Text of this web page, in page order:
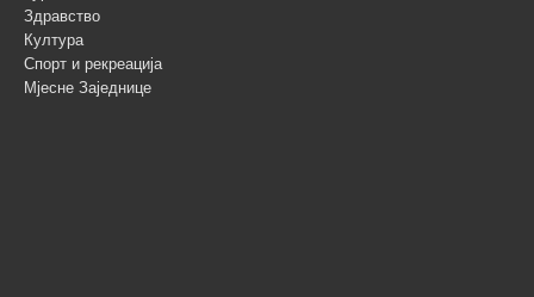
Здравство
Култура
Спорт и рекреација
Мјесне Заједнице